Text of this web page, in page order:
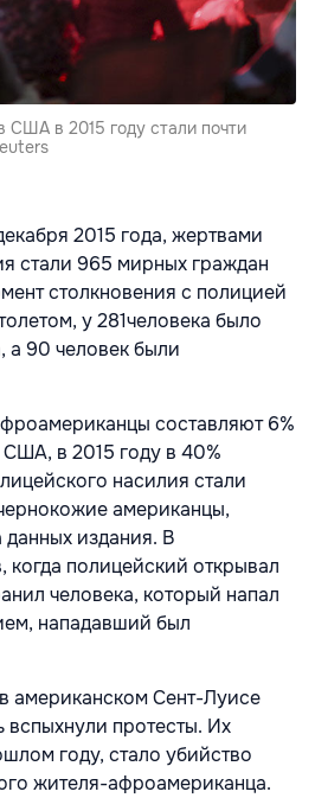
США в 2015 году стали почти
2015 года, жертвами
стали 965 мирных граждан
столкновения с полицией
у 281человека было
а 90 человек были
составляют 6%
в 2015 году в 40%
насилия стали
американцы,
данных издания. В
когда полицейский открывал
человека, который напал
нападавший был
американском Сент-Луисе
протесты. Их
году, стало убийство
жителя-афроамериканца.